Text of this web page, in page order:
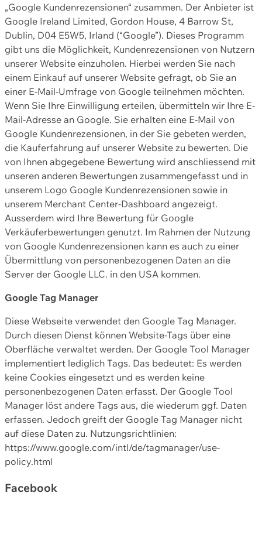
„Google Kundenrezensionen“ zusammen. Der Anbieter ist
Google Ireland Limited, Gordon House, 4 Barrow St,
Dublin, D04 E5W5, Irland (“Google”). Dieses Programm
gibt uns die Möglichkeit, Kundenrezensionen von Nutzern
unserer Website einzuholen. Hierbei werden Sie nach
einem Einkauf auf unserer Website gefragt, ob Sie an
einer E-Mail-Umfrage von Google teilnehmen möchten.
Wenn Sie Ihre Einwilligung erteilen, übermitteln wir Ihre E-
Mail-Adresse an Google. Sie erhalten eine E-Mail von
Google Kundenrezensionen, in der Sie gebeten werden,
die Kauferfahrung auf unserer Website zu bewerten. Die
von Ihnen abgegebene Bewertung wird anschliessend mit
unseren anderen Bewertungen zusammengefasst und in
unserem Logo Google Kundenrezensionen sowie in
unserem Merchant Center-Dashboard angezeigt.
Ausserdem wird Ihre Bewertung für Google
Verkäuferbewertungen genutzt. Im Rahmen der Nutzung
von Google Kundenrezensionen kann es auch zu einer
Übermittlung von personenbezogenen Daten an die
Server der Google LLC. in den USA kommen.
Google Tag Manager
Diese Webseite verwendet den Google Tag Manager.
Durch diesen Dienst können Website-Tags über eine
Oberfläche verwaltet werden. Der Google Tool Manager
implementiert lediglich Tags. Das bedeutet: Es werden
keine Cookies eingesetzt und es werden keine
personenbezogenen Daten erfasst. Der Google Tool
Manager löst andere Tags aus, die wiederum ggf. Daten
erfassen. Jedoch greift der Google Tag Manager nicht
auf diese Daten zu. Nutzungsrichtlinien:
https://www.google.com/intl/de/tagmanager/use-
policy.html
Facebook